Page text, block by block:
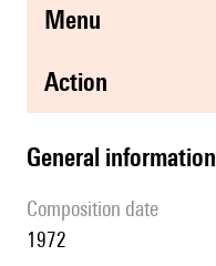
menu
action
general information
composition date
1972